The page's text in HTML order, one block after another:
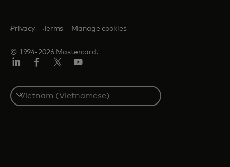
© 1994-2026 Mastercard.
Privacy Terms Manage cookies
Select
a
country